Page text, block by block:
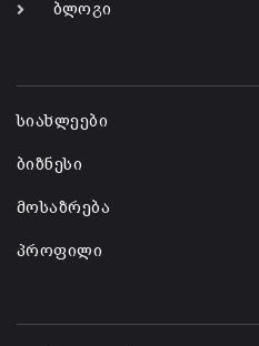
ბლოგი
სიახლეები
ბიზნესი
მოსაზრება
პროფილი